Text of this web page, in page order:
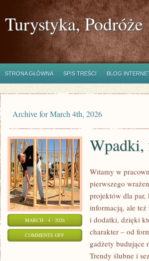
Turystyka, Podróże
STRONA GŁÓWNA SPIS TREŚCI BLOG
Archive for March 4th, 2026
MARCH - 4 - 2026
COMMENTS OFFON
Wpadki,
Witamy w
pierwszego
projektów dla par,
informacją, ale
i dodatki, dzięki
charakter – od
gadżety budujące
Trendy ślubne i